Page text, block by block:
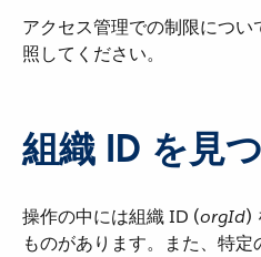
アクセス管理での制限につい
照してください。
組織 ID を見
操作の中には組織 ID (​orgId​)
ものがあります。また、特